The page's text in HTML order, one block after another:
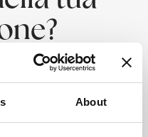
About
senza tempo.